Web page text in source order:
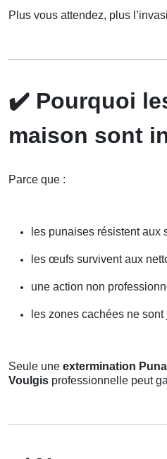
Plus vous attendez, plus
✔️ Pourquoi
maison sont
Parce que :
les punaises résistent aux
les œufs survivent aux
une action non
les zones cachées ne
Seule une extermination
Voulgis professionnelle peut